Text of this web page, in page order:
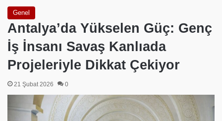
Genel
Antalya’da Yükselen Güç: Genç
İş İnsanı Savaş Kanlıada
Projeleriyle Dikkat Çekiyor
21 Şubat 2026 0